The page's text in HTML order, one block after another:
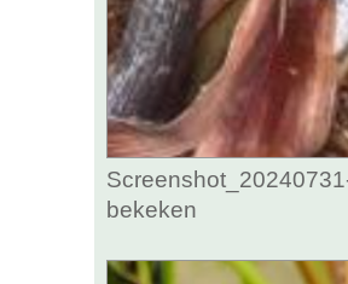
bekeken